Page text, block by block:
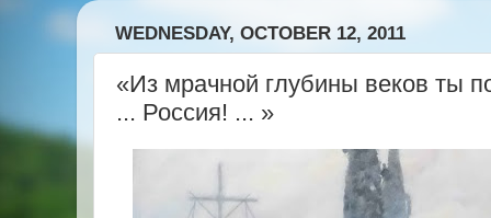
WEDNESDAY, OCTOBER 12, 2011
«Из мрачной глубины веков ты
... Россия! ... »